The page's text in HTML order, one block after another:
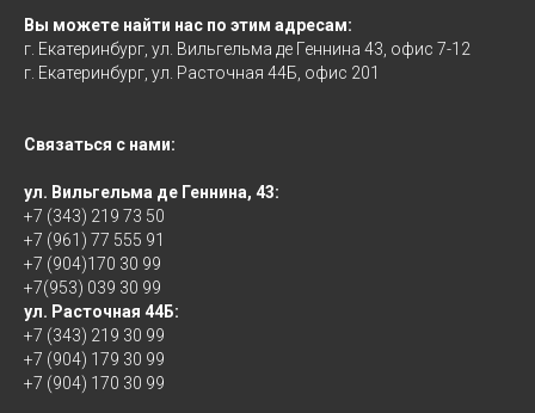
Вы можете найти нас по этим адресам:
г. Екатеринбург, ул. Вильгельма де Геннина 43, офис 7-12
г. Екатеринбург, ул. Расточная 44Б, офис 201
Связаться с нами:
ул. Вильгельма де Геннина, 43:
+7 (343) 219 73 50
+7 (961) 77 555 91
+7 (904)170 30 99
+7(953) 039 30 99
ул. Расточная 44Б:
+7 (343) 219 30 99
+7 (904) 179 30 99
+7 (904) 170 30 99